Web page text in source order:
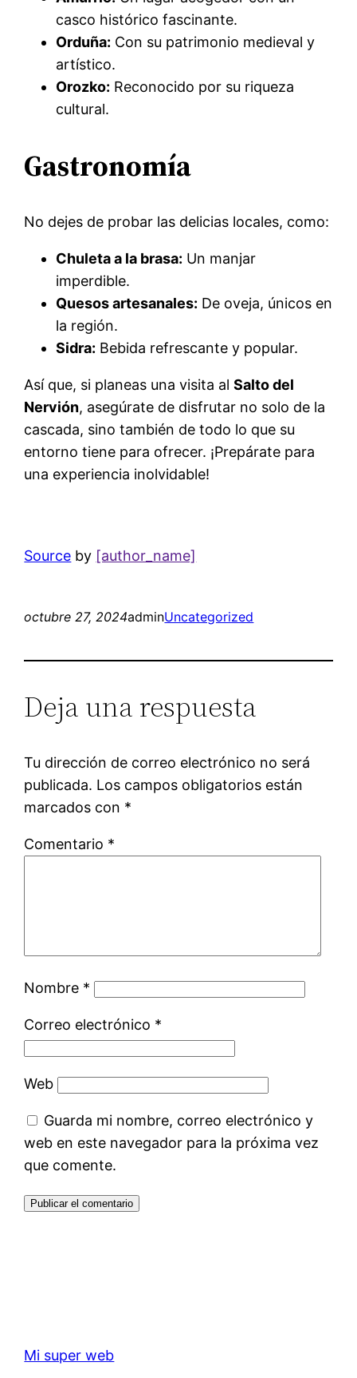
casco histórico fascinante.
Orduña: Con su patrimonio medieval y
artístico.
Orozko: Reconocido por su riqueza
cultural.
Gastronomía
No dejes de probar las delicias locales, como:
Chuleta a la brasa: Un manjar
imperdible.
Quesos artesanales: De oveja, únicos en
la región.
Sidra: Bebida refrescante y popular.
Así que, si planeas una visita alSalto del
Nervión, asegúrate de disfrutar no solo de la
cascada, sino también de todo lo que su
entorno tiene para ofrecer. ¡Prepárate para
una experiencia inolvidable!
Source by [author_name]
octubre 27, 2024adminUncategorized
Deja una respuesta
Tu dirección de correo electrónico no será
publicada. Los campos obligatorios están
marcados con *
Comentario *
Nombre *
Correo electrónico *
Web
Guarda mi nombre, correo electrónico y
web en este navegador para la próxima vez
que comente.
Mi super web